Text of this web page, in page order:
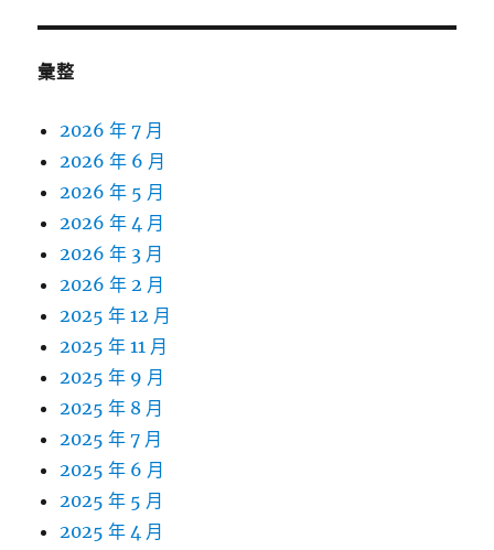
彙整
2026 年 7 月
2026 年 6 月
2026 年 5 月
2026 年 4 月
2026 年 3 月
2026 年 2 月
2025 年 12 月
2025 年 11 月
2025 年 9 月
2025 年 8 月
2025 年 7 月
2025 年 6 月
2025 年 5 月
2025 年 4 月